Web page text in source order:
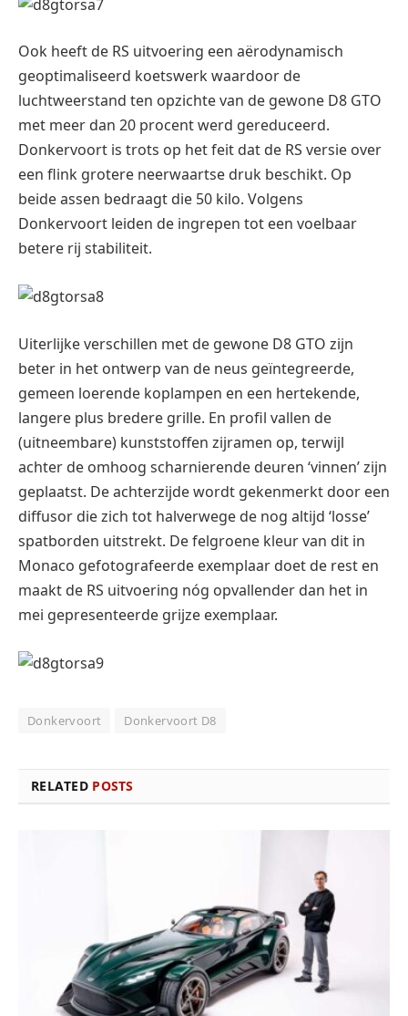
Ook heeft de RS uitvoering een aërodynamisch
geoptimaliseerd koetswerk waardoor de
luchtweerstand ten opzichte van de gewone D8 GTO
met meer dan 20 procent werd gereduceerd.
Donkervoort is trots op het feit dat de RS versie over
een flink grotere neerwaartse druk beschikt. Op
beide assen bedraagt die 50 kilo. Volgens
Donkervoort leiden de ingrepen tot een voelbaar
betere rij stabiliteit.
Uiterlijke verschillen met de gewone D8 GTO zijn
beter in het ontwerp van de neus geïntegreerde,
gemeen loerende koplampen en een hertekende,
langere plus bredere grille. En profil vallen de
(uitneembare) kunststoffen zijramen op, terwijl
achter de omhoog scharnierende deuren ‘vinnen’ zijn
geplaatst. De achterzijde wordt gekenmerkt door een
diffusor die zich tot halverwege de nog altijd ‘losse’
spatborden uitstrekt. De felgroene kleur van dit in
Monaco gefotografeerde exemplaar doet de rest en
maakt de RS uitvoering nóg opvallender dan het in
mei gepresenteerde grijze exemplaar.
Donkervoort Donkervoort D8
RELATED POSTS